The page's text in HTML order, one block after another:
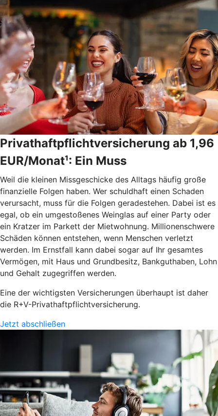
Privathaftpflichtversicherung ab 1,96
EUR/Monat¹: Ein Muss
Weil die kleinen Missgeschicke des Alltags häufig große
finanzielle Folgen haben. Wer schuldhaft einen Schaden
verursacht, muss für die Folgen geradestehen. Dabei ist es
egal, ob ein umgestoßenes Weinglas auf einer Party oder
ein Kratzer im Parkett der Mietwohnung. Millionenschwere
Schäden können entstehen, wenn Menschen verletzt
werden. Im Ernstfall kann dabei sogar auf Ihr gesamtes
Vermögen, mit Haus und Grundbesitz, Bankguthaben, Lohn
und Gehalt zugegriffen werden.
Eine der wichtigsten Versicherungen überhaupt ist daher
die R+V-Privathaftpflichtversicherung.
Jetzt abschließen